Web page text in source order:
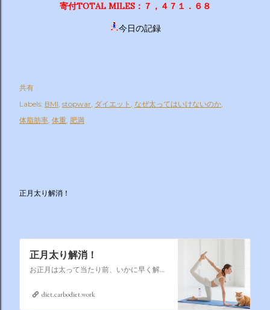
寄付TOTAL MILES：７，４７１．６８
今日の記録
共有
Labels: BMI stopwar ダイエット なぜ太ってはいけないのか
体脂肪率 体重 肥満
正月太り解消！
正月太り解消！
お正月は太って当たり前、いかに早く解消するかそれが課題なのです
diet.carbodiet.work